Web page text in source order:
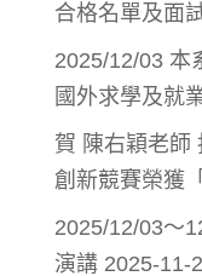
合格名單及面
2025/12/03 本
國外求學及就
賀 陳右穎老師
創新競賽榮獲
2025/12/03～
演講 2025-11-